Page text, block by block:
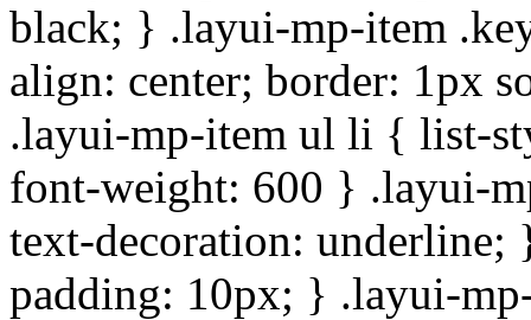
black; } .layui-mp-item
align: center; border: 1px
.layui-mp-item ul li { list-
font-weight: 600 } .layui-
text-decoration:
padding: 10px; } .layui-